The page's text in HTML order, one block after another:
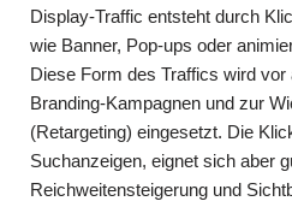
Display-Traffic entsteht durch
wie Banner, Pop-ups oder
Diese Form des Traffics wird
Branding-Kampagnen und zur
(Retargeting) eingesetzt. Die
Suchanzeigen, eignet sich aber
Reichweitensteigerung und